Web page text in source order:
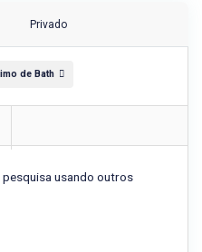
Privado
de Bath
pesquisa usando outros